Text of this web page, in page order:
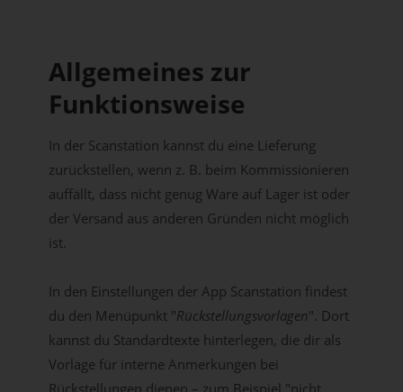
Allgemeines zur
Funktionsweise
In der Scanstation kannst du eine Lieferung
zurückstellen, wenn z. B. beim Kommissionieren
auffällt, dass nicht genug Ware auf Lager ist oder
der Versand aus anderen Gründen nicht möglich
ist.
In den Einstellungen der App Scanstation findest
du den Menüpunkt "Rückstellungsvorlagen". Dort
kannst du Standardtexte hinterlegen, die dir als
Vorlage für interne Anmerkungen bei